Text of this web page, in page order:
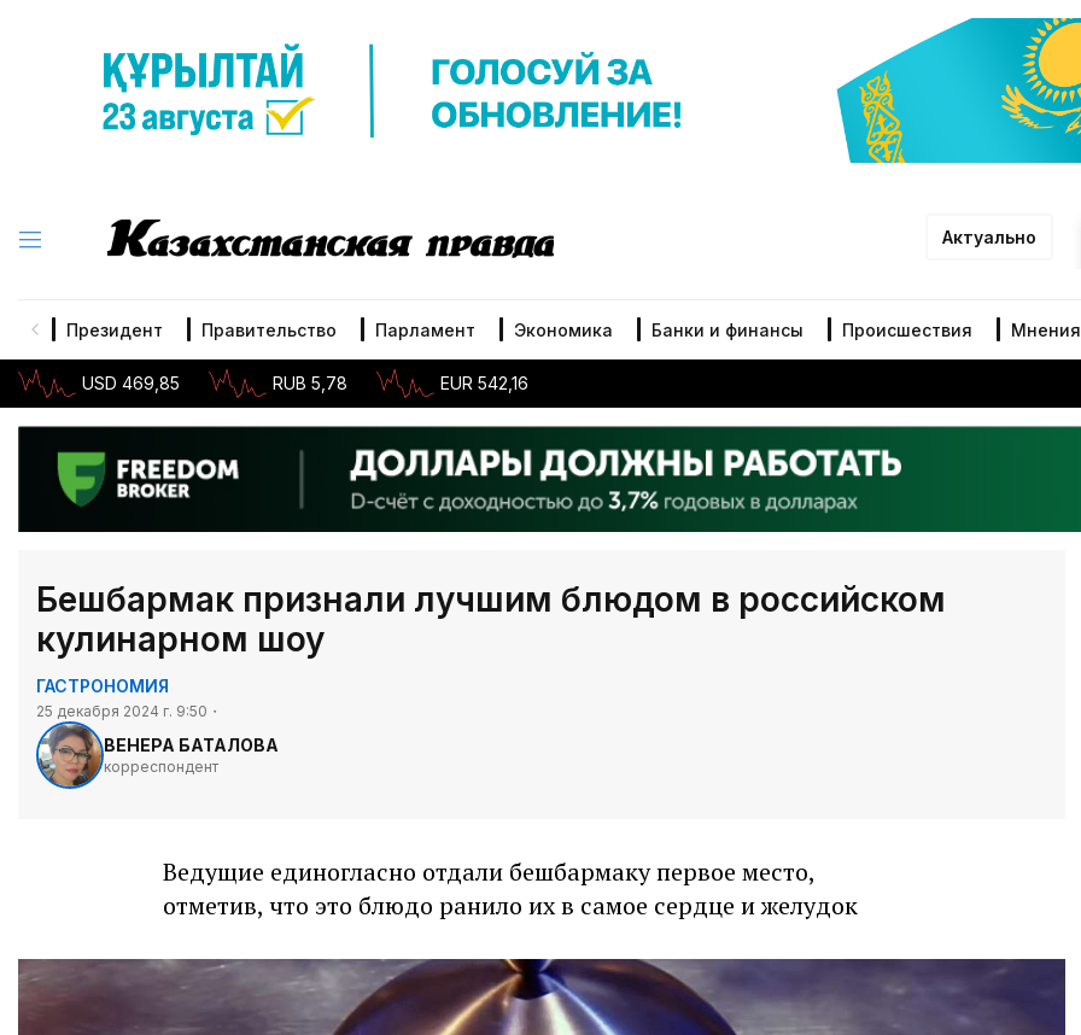
Актуально
Президент Правительство Парламент Экономика Банки и финансы Происшествия Мнения
USD 469,85 RUB 5,78 EUR 542,16
Бешбармак признали лучшим блюдом в российском
кулинарном шоу
ГАСТРОНОМИЯ
25 декабря 2024 г. 9:50
ВЕНЕРА БАТАЛОВА
корреспондент
Ведущие единогласно отдали бешбармаку первое место,
отметив, что это блюдо ранило их в самое сердце и желудок